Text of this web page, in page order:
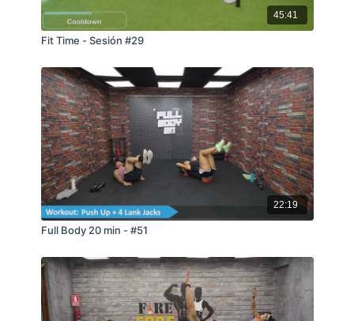
45:41
Fit Time - Sesión #29
22:19
Full Body 20 min - #51